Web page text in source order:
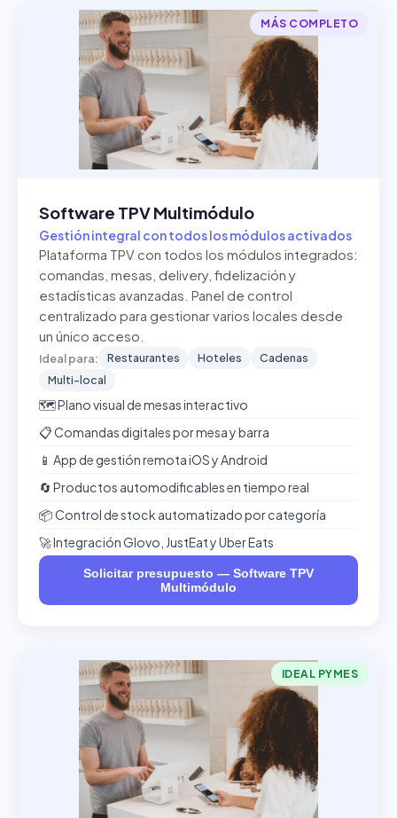
MÁS COMPLETO
Software TPV Multimódulo
Gestión integral con todos los módulos activados
Plataforma TPV con todos los módulos integrados:
comandas, mesas, delivery, fidelización y
estadísticas avanzadas. Panel de control
centralizado para gestionar varios locales desde
un único acceso.
Ideal para: Restaurantes Hoteles
Cadenas
Multi-local
🗺️ Plano visual de mesas interactivo
📋 Comandas digitales por mesa y barra
📱 App de gestión remota iOS y Android
🔄 Productos automodificables en tiempo real
📦 Control de stock automatizado por categoría
🚀 Integración Glovo, JustEat y Uber Eats
Solicitar presupuesto — Software TPV
Multimódulo
IDEAL PYMES